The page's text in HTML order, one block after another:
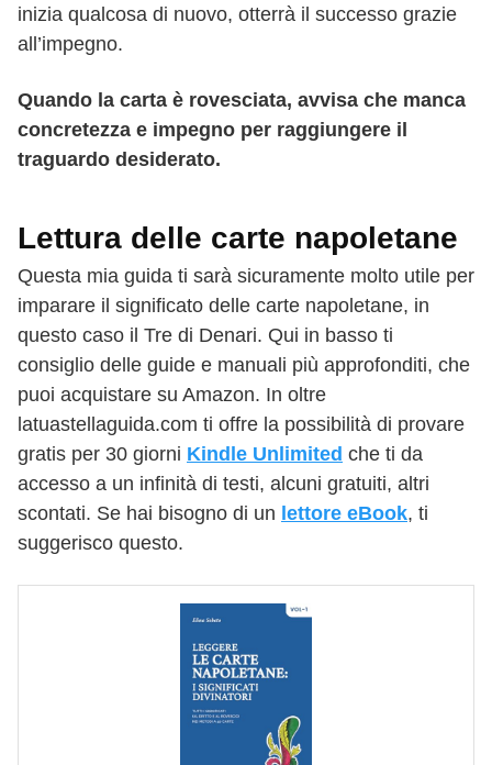
inizia qualcosa di nuovo, otterrà il successo grazie
all’impegno.
Quando la carta è rovesciata, avvisa che manca
concretezza e impegno per raggiungere il
traguardo desiderato.
Lettura delle carte napoletane
Questa mia guida ti sarà sicuramente molto utile per
imparare il significato delle carte napoletane, in
questo caso il Tre di Denari. Qui in basso ti
consiglio delle guide e manuali più approfonditi, che
puoi acquistare su Amazon. In oltre
latuastellaguida.com ti offre la possibilità di provare
gratis per 30 giorni Kindle Unlimited che ti da
accesso a un infinità di testi, alcuni gratuiti, altri
scontati. Se hai bisogno di un lettore eBook, ti
suggerisco questo.